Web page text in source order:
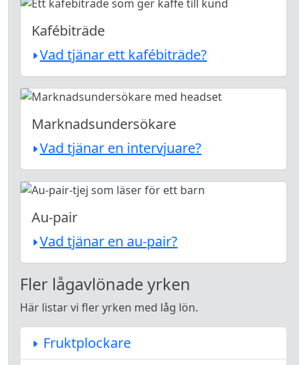
Kafébiträde
Vad tjänar ett kafébiträde?
Marknadsundersökare
Vad tjänar en intervjuare?
Au-pair
Vad tjänar en au-pair?
Fler lågavlönade yrken
Här listar vi fler yrken med låg lön.
Fruktplockare